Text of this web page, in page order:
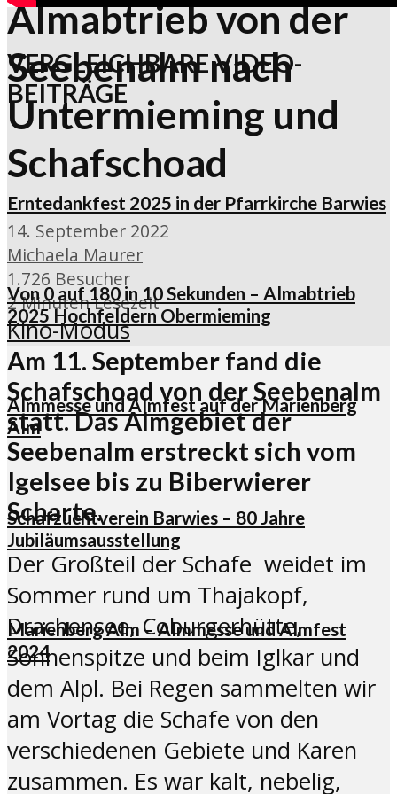
VERGLEICHBARE VIDEO-
BEITRÄGE
Erntedankfest 2025 in der Pfarrkirche Barwies
Von 0 auf 180 in 10 Sekunden – Almabtrieb
2025 Hochfeldern Obermieming
Almmesse und Almfest auf der Marienberg
Alm
Schafzuchtverein Barwies – 80 Jahre
Jubiläumsausstellung
Marienberg Alm – Almmesse und Almfest
2024
Almabtrieb von der
Seebenalm nach
Untermieming und
Schafschoad
14. September 2022
Michaela Maurer
1.726 Besucher
2 Minuten Lesezeit
Kino-Modus
Am 11. September fand die
Schafschoad von der Seebenalm
statt. Das Almgebiet der
Seebenalm erstreckt sich vom
Igelsee bis zu Biberwierer
Scharte.
Der Großteil der Schafe weidet im
Sommer rund um Thajakopf,
Drachensee, Coburgerhütte,
Sonnenspitze und beim Iglkar und
dem Alpl. Bei Regen sammelten wir
am Vortag die Schafe von den
verschiedenen Gebiete und Karen
zusammen. Es war kalt, nebelig,